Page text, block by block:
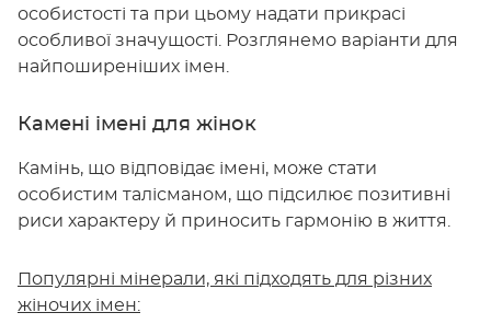
особистості та при цьому надати прикрасі
особливої значущості. Розглянемо варіанти для
найпоширеніших імен.
Камені імені для жінок
Камінь, що відповідає імені, може стати
особистим талісманом, що підсилює позитивні
риси характеру й приносить гармонію в життя.
Популярні мінерали, які підходять для різних
жіночих імен: